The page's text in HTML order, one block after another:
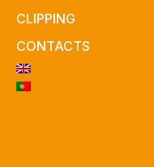
CLIPPING
CONTACTS